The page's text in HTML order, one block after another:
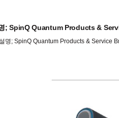
; SpinQ Quantum Products &
명; SpinQ Quantum Products & Service